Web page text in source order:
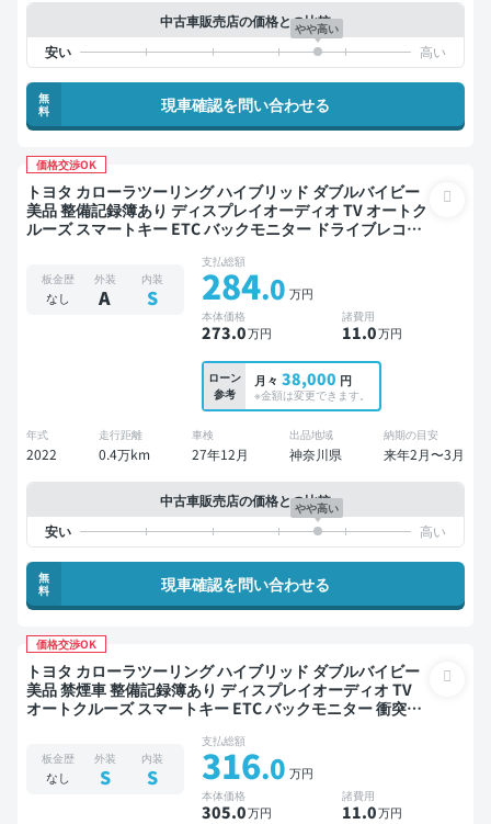
中古車販売店の価格との比較
やや高い
無
料
現車確認を問い合わせる
価格交渉OK
トヨタ カローラツーリング ハイブリッド ダブルバイビー
美品 整備記録簿あり ディスプレイオーディオ TV オートク
ルーズ スマートキー ETC バックモニター ドライブレコー
板金歴
なし
外装
A
内装
S
支払総額
284.0 万円
本体価格
273.0万円
諸費用
11.0万円
ローン
参考
月々 38,000 円
※金額は変更できます。
年式
2022
走行距離
0.4万km
車検
27年12月
出品地域
神奈川県
納期の目安
来年2月〜3月
中古車販売店の価格との比較
やや高い
無
料
現車確認を問い合わせる
価格交渉OK
トヨタ カローラツーリング ハイブリッド ダブルバイビー
美品 禁煙車 整備記録簿あり ディスプレイオーディオ TV
オートクルーズ スマートキー ETC バックモニター 衝突軽
板金歴
なし
外装
S
内装
S
支払総額
316.0 万円
本体価格
305.0万円
諸費用
11.0万円